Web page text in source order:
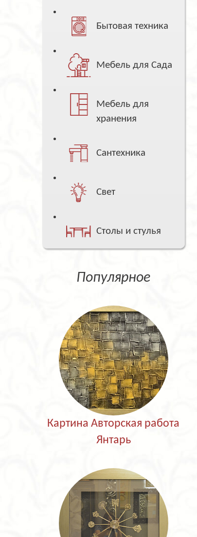
Бытовая техника
Мебель для Сада
Мебель для
хранения
Сантехника
Свет
Столы и стулья
Популярное
Картина Авторская работа
Янтарь